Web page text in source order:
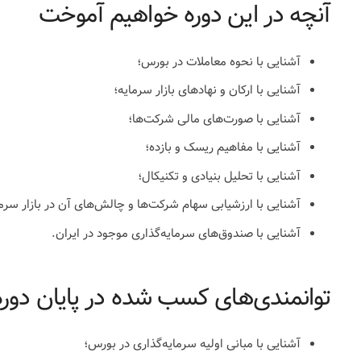
آنچه در این دوره خواهیم آموخت
آشنایی با نحوه معاملات در بورس؛
آشنایی با ارکان و نهادهای بازار سرمایه؛
آشنایی با صورت‌های مالی شرکت‌ها؛
آشنایی با مفاهیم ریسک و بازده؛
آشنایی با تحلیل بنیادی و تکنیکال؛
آشنایی با ارزشیابی سهام شرکت‌ها و چالش‌های آن در بازار
آشنایی با صندوق‌های سرمایه‌گذاری موجود در ایران.
توانمندی‌های کسب شده در پایان
آشنایی با مبانی اولیه سرمایه‌گذاری در بورس؛